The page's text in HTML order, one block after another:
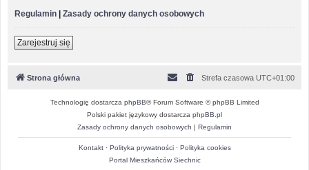
Regulamin | Zasady ochrony danych osobowych
Zarejestruj się
Strona główna Strefa czasowa UTC+01:00
Technologię dostarcza phpBB® Forum Software © phpBB Limited
Polski pakiet językowy dostarcza phpBB.pl
Zasady ochrony danych osobowych | Regulamin
Kontakt· Polityka prywatności· Polityka cookies
Portal Mieszkańców Siechnic